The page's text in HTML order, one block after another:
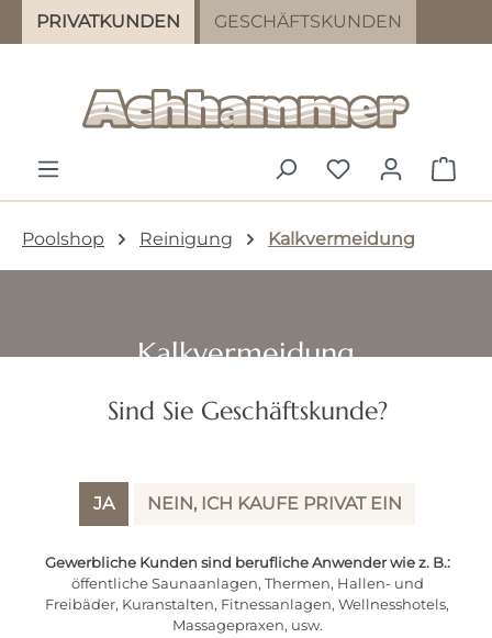
Zum Hauptinhalt springen
PRIVATKUNDEN GESCHÄFTSKUNDEN
Sind Sie Geschäftskunde?
JA NEIN, ICH KAUFE PRIVAT EIN
Gewerbliche Kunden sind berufliche Anwender wie z. B.:
öffentliche Saunaanlagen, Thermen, Hallen- und
Freibäder, Kuranstalten, Fitnessanlagen, Wellnesshotels,
Massagepraxen, usw.
DU HAST 0
Poolshop Reinigung Kalkvermeidung
Kalkvermeidung